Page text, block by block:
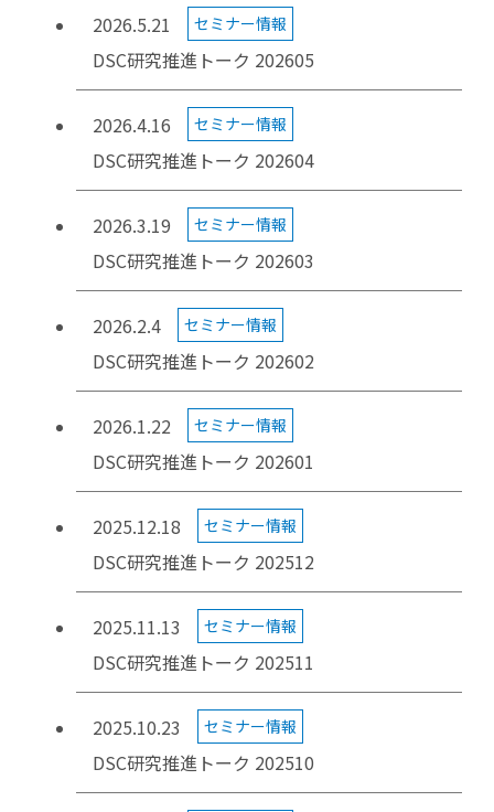
2026.5.21 セミナー情報
DSC研究推進トーク 202605
2026.4.16 セミナー情報
DSC研究推進トーク 202604
2026.3.19 セミナー情報
DSC研究推進トーク 202603
2026.2.4 セミナー情報
DSC研究推進トーク 202602
2026.1.22 セミナー情報
DSC研究推進トーク 202601
2025.12.18 セミナー情報
DSC研究推進トーク 202512
2025.11.13 セミナー情報
DSC研究推進トーク 202511
2025.10.23 セミナー情報
DSC研究推進トーク 202510